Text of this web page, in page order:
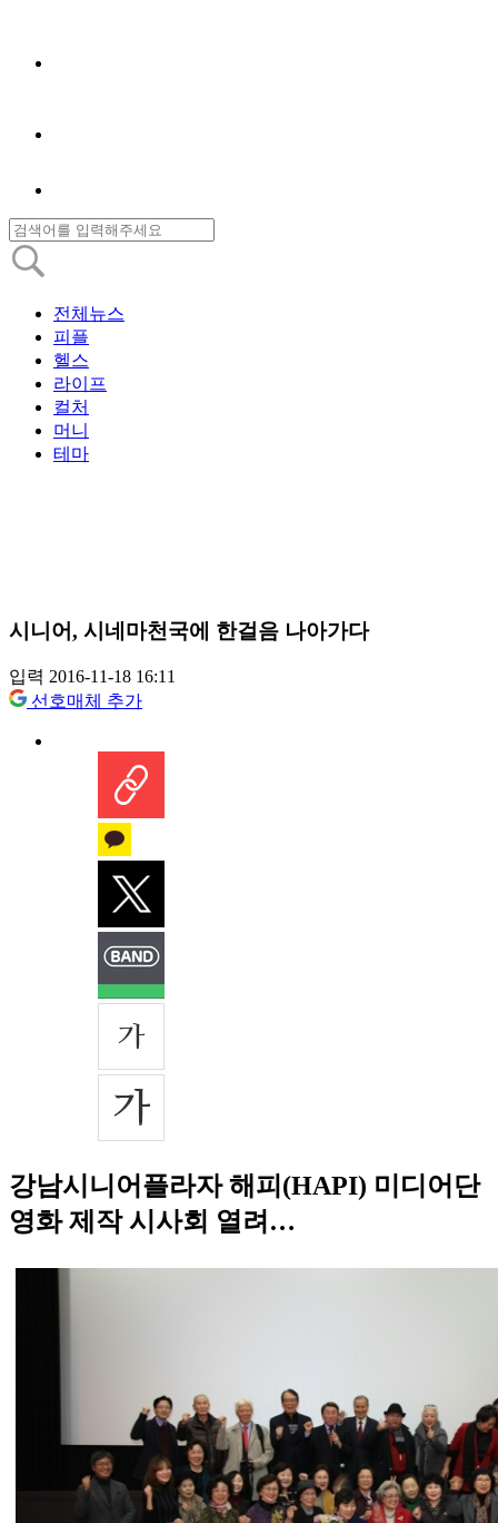
전체뉴스
피플
헬스
라이프
컬처
머니
테마
시니어, 시네마천국에 한걸음 나아가다
입력 2016-11-18 16:11
선호매체 추가
강남시니어플라자 해피(HAPI) 미디어단
영화 제작 시사회 열려…